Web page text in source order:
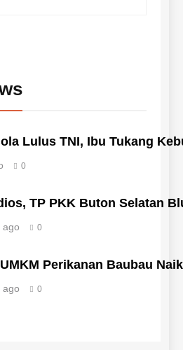
Lulus TNI, Ibu Tukang
0
TP PKK Buton Selatan
ago 0
Perikanan Baubau
ago 0